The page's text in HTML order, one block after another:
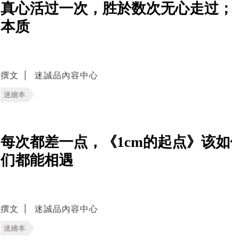
真心活过一次，胜於数次无心走过
本质
撰文 迷誠品內容中心
迷繪本
每次都差一点，《1cm的起点》该
们都能相遇
撰文 迷誠品內容中心
迷繪本